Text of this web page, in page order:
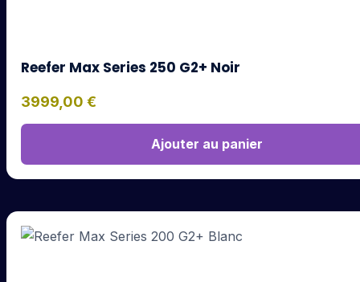
Reefer Max Series 250 G2+ Noir
3999,00 €
Ajouter au panier